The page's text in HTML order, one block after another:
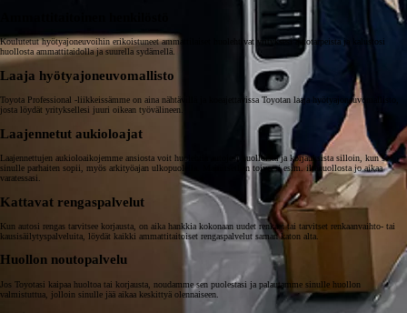
Koulutetut hyötyajoneuvoihin erikoistuneet ammattilaiset huolehtivat yrityksesi autotarpeista ja kalustosi
huollosta ammattitaidolla ja suurella sydämellä.
Laaja hyötyajoneuvomallisto
Toyota Professional -liikkeissämme on aina nähtävillä ja koeajettavissa Toyotan laaja hyötyajoneuvomallisto,
josta löydät yrityksellesi juuri oikean työvälineen.
Laajennetut aukioloajat
Laajennettujen aukioloaikojemme ansiosta voit huolehtia autojesi huolloista ja korjauksista silloin, kun se
sinulle parhaiten sopii, myös arkityöajan ulkopuolella. Mainitsethan toiveesi esim. iltahuollosta jo aikaa
varatessasi.
Kattavat rengaspalvelut
Kun autosi rengas tarvitsee korjausta, on aika hankkia kokonaan uudet renkaat tai tarvitset renkaanvaihto- tai
kausisäilytyspalveluita, löydät kaikki ammattitaitoiset rengaspalvelut saman katon alta.
Huollon noutopalvelu
Jos Toyotasi kaipaa huoltoa tai korjausta, noudamme sen puolestasi ja palautamme sinulle huollon
valmistuttua, jolloin sinulle jää aikaa keskittyä olennaiseen.